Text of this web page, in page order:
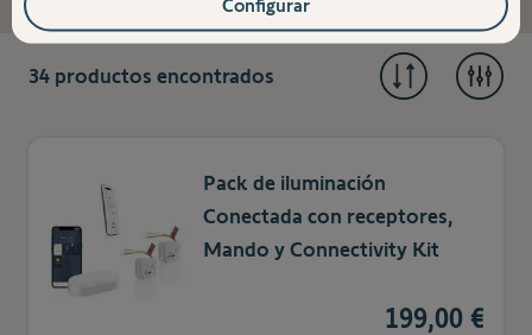
34 productos encontrados
Pack de iluminación
Conectada con receptores,
Mando y Connectivity Kit
199,00 €
Configurar